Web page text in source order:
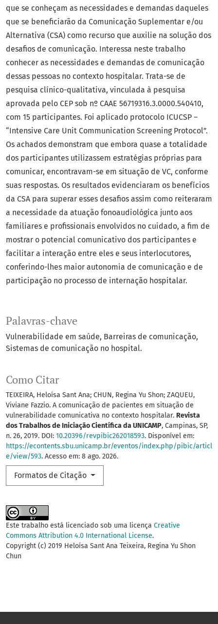
Palavras-chave
Vulnerabilidade em saúde Barreiras de comunicação
Sistemas de comunicação no hospital.
Como Citar
TEIXEIRA, Heloísa Sant Ana; CHUN, Regina Yu Shon; ZAQUEU,
Viviane Fazzio. A comunicação de pacientes em situação de
vulnerabilidade comunicativa no contexto hospitalar. Revista
dos Trabalhos de Iniciação Científica da UNICAMP, Campinas, SP,
n. 26, 2019. DOI: 10.20396/revpibic262018593. Disponível em:
https://econtents.sbu.unicamp.br/eventos/index.php/pibic/articl
e/view/593. Acesso em: 8 ago. 2026.
Formatos de Citação
que se conheçam as necessidades e demandas daqueles
que se beneficiarão da Comunicação Suplementar e/ou
Alternativa (CSA) como recurso que auxilie na solução dos
desafios de comunicação. Interessa neste trabalho
conhecer as necessidades e demandas de comunicação
dessas pessoas no contexto hospitalar. Trata-se de
pesquisa clínico-qualitativa, vinculada à pesquisa
aprovada pelo CEP sob nº CAAE 56719316.3.0000.540410,
com 15 participantes. Foi aplicado protocolo ICUCSP –
“Intensive Care Unit Communication Screening Protocol”.
Os achados demonstram que embora quase a totalidade
dos participantes utilizassem estratégias próprias para
comunicar, encontravam-se em situação de VC, conforme
suas respostas. Os resultados evidenciaram os benefícios
da CSA para superar esses desafios assim como reiteraram
a necessidade da atuação fonoaudiológica junto aos
familiares e profissionais envolvidos no cuidado, a fim de
mostrar o potencial comunicativo dos participantes e
facilitar a interação entre eles e seus interlocutores,
conferindo-lhes maior autonomia de comunicação e de
participação no processo de internação hospitalar.
Este trabalho está licenciado sob uma licença Creative
Commons Attribution 4.0 International License.
Copyright (c) 2019 Heloísa Sant Ana Teixeira, Regina Yu Shon
Chun